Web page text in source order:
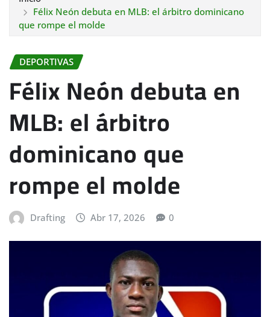
Félix Neón debuta en MLB: el árbitro dominicano
que rompe el molde
DEPORTIVAS
Félix Neón debuta en
MLB: el árbitro
dominicano que
rompe el molde
Drafting Abr 17, 2026 0